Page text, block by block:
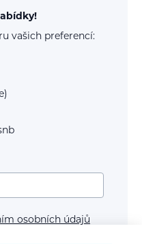
vašich preferencí:
osobních údajů